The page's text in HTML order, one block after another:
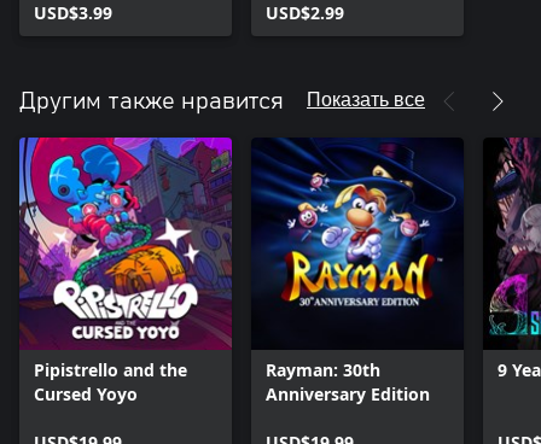
(уровень
испытаний)
USD$3.99
USD$2.99
Другим также нравится Показать все
Pipistrello and the
Cursed Yoyo
Rayman: 30th
Anniversary Edition
9